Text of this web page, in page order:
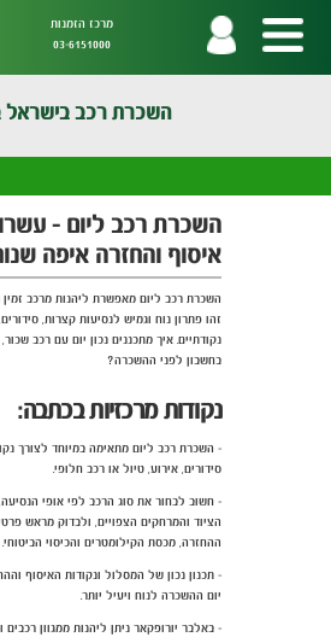
מרכז הזמנות
03-6151000
השכרת רכב בישראל
השכרת רכב ליום -
איסוף והחזרה איפה
השכרת רכב ליום מאפשרת ליהנות מרכב זמין
זהו פתרון נוח וגמיש לנסיעות קצרות,
נקודתיים. איך מתכננים נכון יום עם רכב
בחשבון לפני ההשכרה?
נקודות מרכזיות בכתבה:
- השכרת רכב ליום מתאימה במיוחד לצורך
סידורים, אירוע, טיול או רכב חלופי.
- חשוב לבחור את סוג הרכב לפי אופי
הציוד והמרחקים הצפויים, ולבדוק מראש
ההחזרה, מכסת הקילומטרים והכיסוי הביטוחי.
- תכנון נכון של המסלול ונקודות האיסוף
יום ההשכרה לנוח ויעיל יותר.
- באלבר יורופקאר ניתן ליהנות ממגוון